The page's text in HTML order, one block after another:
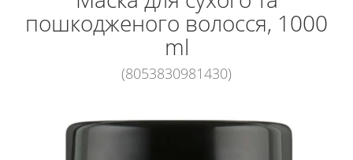
пошкодженого волосся, 1000
ml
(8053830981430)